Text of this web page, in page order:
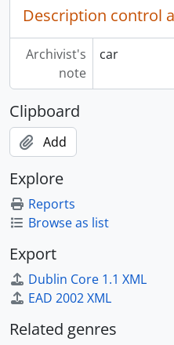
Description control
Archivist's
note
car
Clipboard
Add
Explore
Reports
Browse as list
Export
Dublin Core 1.1 XML
EAD 2002 XML
Related genres